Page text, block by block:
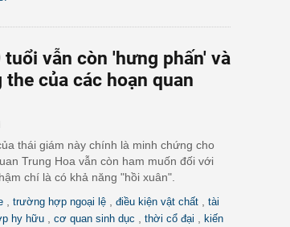
vẫn còn 'hưng phấn' và
the của các hoạn quan
thái giám này chính là minh chứng cho
Trung Hoa vẫn còn ham muốn đối với
chí là có khả năng "hồi xuân".
trường hợp ngoại lệ điều kiện vật chất
tài
hy hữu cơ quan sinh dục thời cổ đại
kiến